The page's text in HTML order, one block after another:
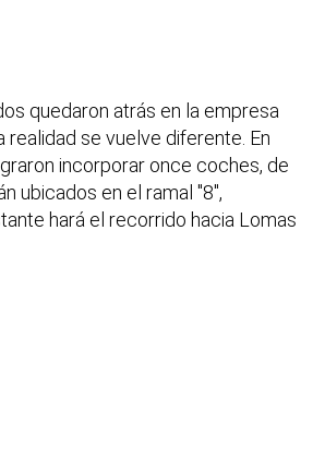
quedaron atrás en la empresa
realidad se vuelve diferente. En
incorporar once coches, de
ubicados en el ramal "8",
hará el recorrido hacia Lomas